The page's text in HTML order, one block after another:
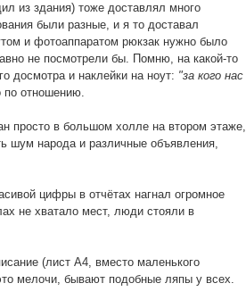
из здания) тоже доставлял много
были разные, и я то доставал
и фотоаппаратом рюкзак нужно было
не посмотрели бы. Помню, на какой-то
досмотра и наклейки на ноут: "за кого нас
по отношению.
просто в большом холле на втором этаже,
шум народа и различные объявления,
цифры в отчётах нагнал огромное
не хватало мест, люди стояли в
(лист A4, вместо маленького
мелочи, бывают подобные ляпы у всех.